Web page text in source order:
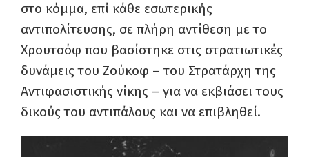
στο κόμμα, επί κάθε εσωτερικής
αντιπολίτευσης, σε πλήρη αντίθεση με το
Χρουτσόφ που βασίστηκε στις στρατιωτικές
δυνάμεις του Ζούκοφ – του Στρατάρχη της
Αντιφασιστικής νίκης – για να εκβιάσει τους
δικούς του αντιπάλους και να επιβληθεί.